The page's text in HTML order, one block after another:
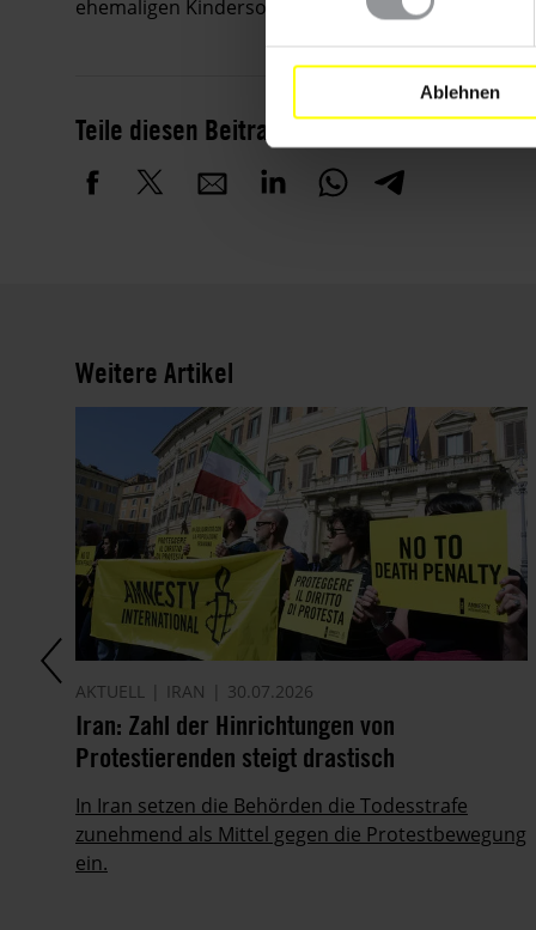
Ablehnen
ehemaligen Kindersoldaten in Uganda.
Teile diesen Beitrag
Weitere Artikel
AKTUELL IRAN 30.07.2026
Iran: Zahl der Hinrichtungen von
Protestierenden steigt drastisch
In Iran setzen die Behörden die Todesstrafe
zunehmend als Mittel gegen die Protestbewegung
ein.